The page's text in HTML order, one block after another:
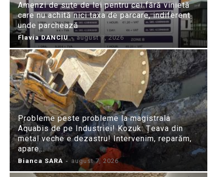
Amenzi de sute de lei pentru cei fără vinietă
care nu achită nici taxa de parcare, indiferent
unde parchează
Flavia DANCIU - august 7, 2026
Probleme peste probleme la magistrala
Aquabis de pe Industriei! Kozuk: Țeava din
metal veche e dezastru! Intervenim, reparăm,
apare...
Bianca SARA - august 7, 2026